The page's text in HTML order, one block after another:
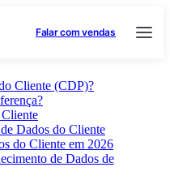
Falar com vendas
Cliente (CDP)?
Dados do Cliente
do Cliente em 2026
de Dados de